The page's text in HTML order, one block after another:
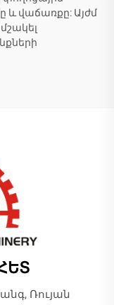
և վաճառքը: Այժմ
Ռույան